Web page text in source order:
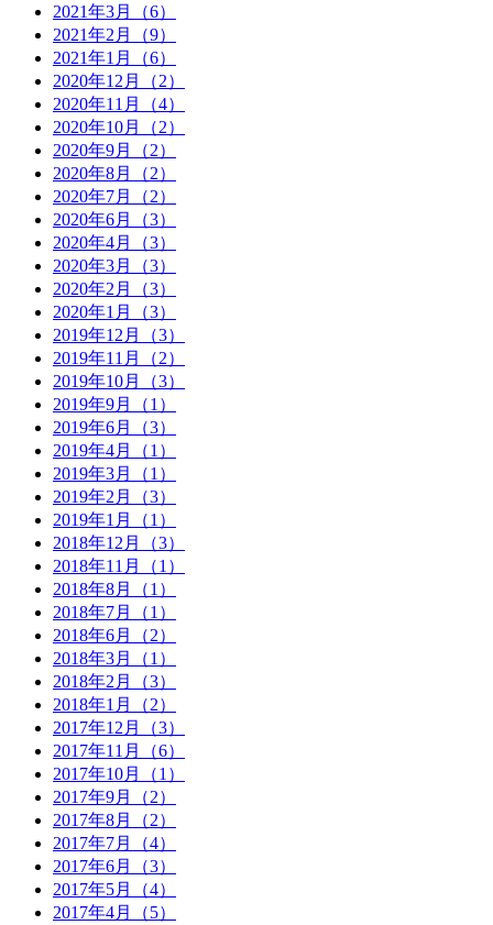
2021年3月（6）
2021年2月（9）
2021年1月（6）
2020年12月（2）
2020年11月（4）
2020年10月（2）
2020年9月（2）
2020年8月（2）
2020年7月（2）
2020年6月（3）
2020年4月（3）
2020年3月（3）
2020年2月（3）
2020年1月（3）
2019年12月（3）
2019年11月（2）
2019年10月（3）
2019年9月（1）
2019年6月（3）
2019年4月（1）
2019年3月（1）
2019年2月（3）
2019年1月（1）
2018年12月（3）
2018年11月（1）
2018年8月（1）
2018年7月（1）
2018年6月（2）
2018年3月（1）
2018年2月（3）
2018年1月（2）
2017年12月（3）
2017年11月（6）
2017年10月（1）
2017年9月（2）
2017年8月（2）
2017年7月（4）
2017年6月（3）
2017年5月（4）
2017年4月（5）